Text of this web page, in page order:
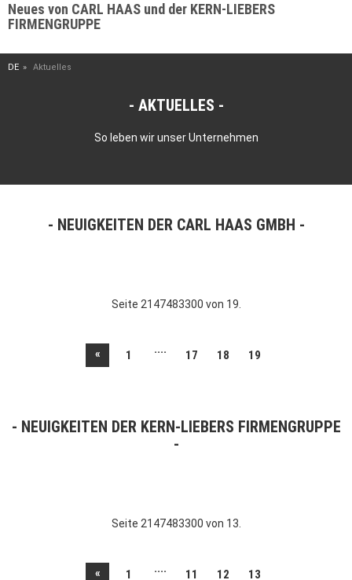
Neues von CARL HAAS und der KERN-LIEBERS
FIRMENGRUPPE
DE Aktuelles
AKTUELLES
So leben wir unser Unternehmen
NEUIGKEITEN DER CARL HAAS GMBH
Seite 2147483300 von 19.
« 1 .... 17 18 19
NEUIGKEITEN DER KERN-LIEBERS FIRMENGRUPPE
Seite 2147483300 von 13.
« 1 .... 11 12 13